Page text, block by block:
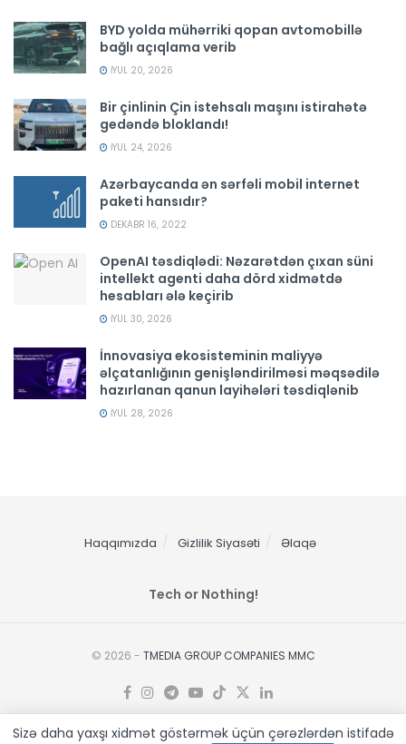
BYD yolda mühərriki qopan avtomobillə
bağlı açıqlama verib
İYUL 20, 2026
Bir çinlinin Çin istehsalı maşını istirahətə
gedəndə bloklandı!
İYUL 24, 2026
Azərbaycanda ən sərfəli mobil internet
paketi hansıdır?
DEKABR 16, 2022
OpenAI təsdiqlədi: Nəzarətdən çıxan süni
intellekt agenti daha dörd xidmətdə
hesabları ələ keçirib
İYUL 30, 2026
İnnovasiya ekosisteminin maliyyə
əlçatanlığının genişləndirilməsi məqsədilə
hazırlanan qanun layihələri təsdiqlənib
İYUL 28, 2026
Haqqımızda Gizlilik Siyasəti Əlaqə
Tech or Nothing!
© 2026 - TMEDIA GROUP COMPANIES MMC
Sizə daha yaxşı xidmət göstərmək üçün çərəzlərdən istifadə